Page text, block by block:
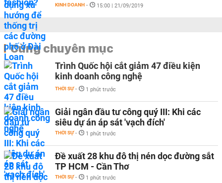
KINH DOANH - 15:00 | 21/09/2019
Cùng chuyên mục
Trình Quốc hội cắt giảm 47 điều kiện
kinh doanh công nghệ
THỜI SỰ - 1 phút trước
Giải ngân đầu tư công quý III: Khi các
siêu dự án áp sát 'vạch đích'
THỜI SỰ - 1 phút trước
Đề xuất 28 khu đô thị nén dọc đường sắt
TP HCM - Cần Thơ
THỜI SỰ - 1 phút trước